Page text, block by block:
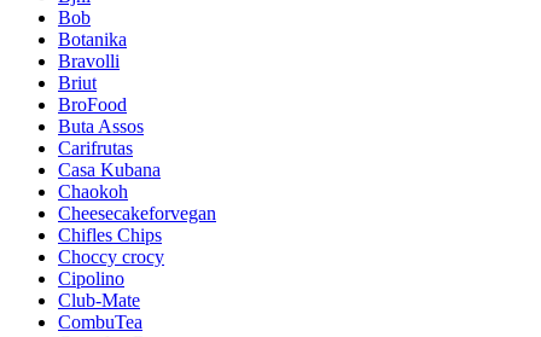
Bob
Botanika
Bravolli
Briut
BroFood
Buta Assos
Carifrutas
Casa Kubana
Chaokoh
Cheesecakeforvegan
Chifles Chips
Choccy crocy
Cipolino
Club-Mate
CombuTea